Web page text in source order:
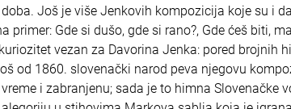
Još je više Jenkovih kompozicija koje su i
primer: Gde si dušo, gde si rano?, Gde ćeš biti,
vezan za Davorina Jenka: pored brojnih
od 1860. slovenački narod peva njegovu
i zabranjenu; sada je to himna Slovenačke